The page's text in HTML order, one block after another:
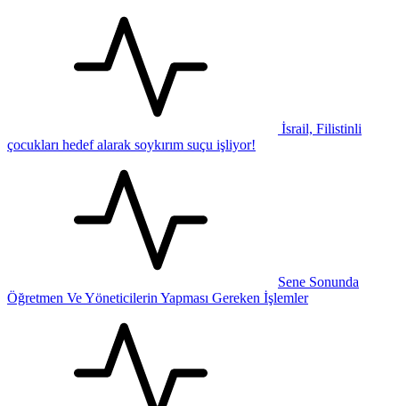
İsrail, Filistinli
çocukları hedef alarak soykırım suçu işliyor!
Sene Sonunda
Öğretmen Ve Yöneticilerin Yapması Gereken İşlemler